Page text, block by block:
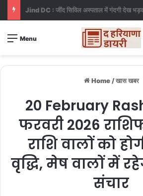
Menu
Home / खास खबर
20 February
फरवरी 2026
राशि वालों को
वृद्धि, मेष वालों में
संचार